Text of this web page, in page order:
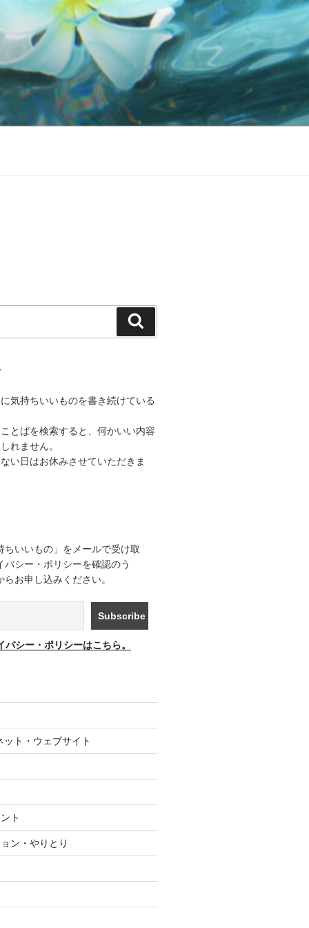
索
気持ちいいものを書き続けている
とばを検索すると、何かいい内容
れません。
い日はお休みさせていただきま
いいもの」をメールで受け取
バシー・ポリシーを確認のう
お申し込みください。
バシー・ポリシーはこちら。
ト・ウェブサイト
ト
ン・やりとり